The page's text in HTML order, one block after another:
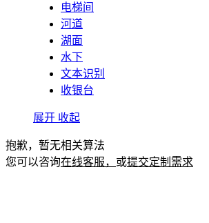
电梯间
河道
湖面
水下
文本识别
收银台
展开 收起
抱歉，暂无相关算法
您可以咨询在线客服， 或提交定制需求